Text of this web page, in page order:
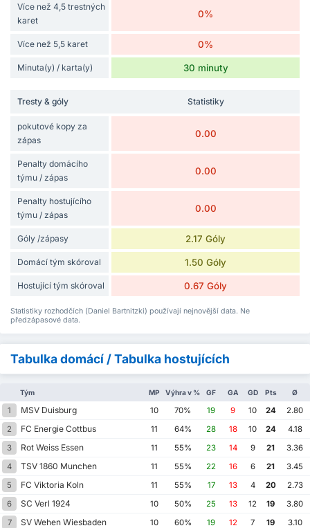
Více než 4,5 trestných
karet
0%
Více než 5,5 karet 0%
Minuta(y) / karta(y) 30 minuty
Tresty & góly Statistiky
pokutové kopy za
zápas
0.00
Penalty domácího
týmu / zápas
0.00
Penalty hostujícího
týmu / zápas
0.00
Góly /zápasy 2.17 Góly
Domácí tým skóroval 1.50 Góly
Hostující tým skóroval 0.67 Góly
Statistiky rozhodčích (Daniel Bartnitzki) používají nejnovější data. Ne
předzápasové data.
Tabulka domácí / Tabulka hostujících
Tým MP Výhra v % GF GA GD Pts Ø
1 MSV Duisburg 10 70% 19 9 10 24
2.80
2
FC Energie Cottbus 11 64% 28 18 10 24
4.18
3
Rot Weiss Essen 11 55% 23 14 9 21
3.36
4
TSV 1860 Munchen 11 55% 22 16 6 21
3.45
5
FC Viktoria Koln 11 55% 17 13 4 20
2.73
6
SC Verl 1924 10 50% 25 13 12 19
3.80
7
SV Wehen Wiesbaden 10 60% 19 12 7 19
3.10